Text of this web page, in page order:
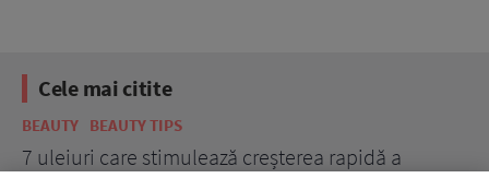
Cele mai citite
BEAUTY BEAUTY TIPS
7 uleiuri care stimulează creșterea rapidă a